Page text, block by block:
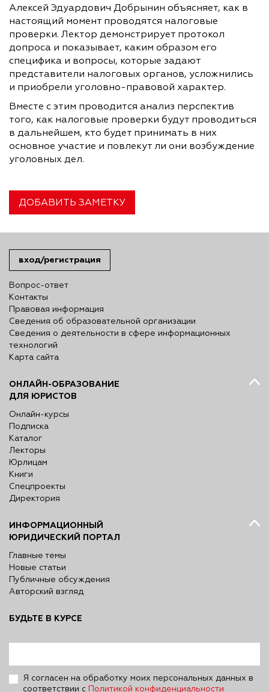
Алексей Эдуардович Добрынин объясняет, как в
настоящий момент проводятся налоговые
проверки. Лектор демонстрирует протокол
допроса и показывает, каким образом его
специфика и вопросы, которые задают
представители налоговых органов, усложнились
и приобрели уголовно-правовой характер.
Вместе с этим проводится анализ перспектив
того, как налоговые проверки будут проводиться
в дальнейшем, кто будет принимать в них
основное участие и повлекут ли они возбуждение
уголовных дел.
ДОБАВИТЬ ЗАМЕТКУ
вход/регистрация
Вопрос-ответ
Контакты
Правовая информация
Сведения об образовательной организации
Сведения о деятельности в сфере информационных
технологий
Карта сайта
ОНЛАЙН-ОБРАЗОВАНИЕ
ДЛЯ ЮРИСТОВ
Онлайн-курсы
Подписка
Каталог
Лекторы
Юрлицам
Книги
Спецпроекты
Директория
ИНФОРМАЦИОННЫЙ
ЮРИДИЧЕСКИЙ ПОРТАЛ
Главные темы
Новые статьи
Публичные обсуждения
Авторский взгляд
БУДЬТЕ В КУРСЕ
Я согласен на обработку моих персональных данных в
соответствии с
Политикой конфиденциальности